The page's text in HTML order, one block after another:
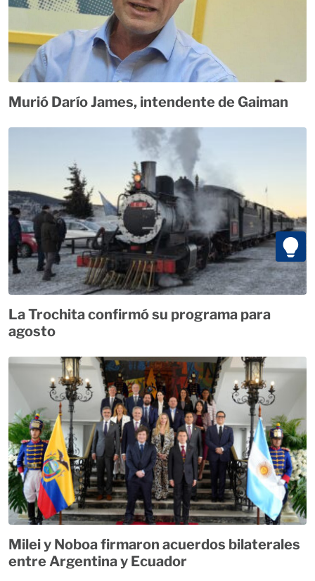
Murió Darío James, intendente de Gaiman
La Trochita confirmó su programa para
agosto
Milei y Noboa firmaron acuerdos bilaterales
entre Argentina y Ecuador